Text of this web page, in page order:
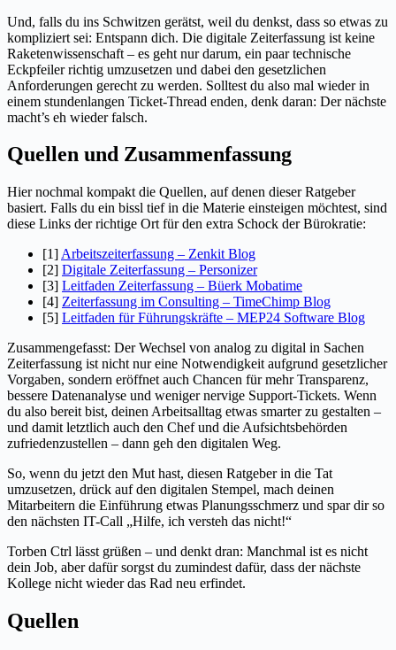
Und, falls du ins Schwitzen gerätst, weil du denkst, dass so etwas zu
kompliziert sei: Entspann dich. Die digitale Zeiterfassung ist keine
Raketenwissenschaft – es geht nur darum, ein paar technische
Eckpfeiler richtig umzusetzen und dabei den gesetzlichen
Anforderungen gerecht zu werden. Solltest du also mal wieder in
einem stundenlangen Ticket-Thread enden, denk daran: Der nächste
macht’s eh wieder falsch.
Quellen und Zusammenfassung
Hier nochmal kompakt die Quellen, auf denen dieser Ratgeber
basiert. Falls du ein bissl tief in die Materie einsteigen möchtest, sind
diese Links der richtige Ort für den extra Schock der Bürokratie:
[1] Arbeitszeiterfassung – Zenkit Blog
[2] Digitale Zeiterfassung – Personizer
[3] Leitfaden Zeiterfassung – Büerk Mobatime
[4] Zeiterfassung im Consulting – TimeChimp Blog
[5] Leitfaden für Führungskräfte – MEP24 Software Blog
Zusammengefasst: Der Wechsel von analog zu digital in Sachen
Zeiterfassung ist nicht nur eine Notwendigkeit aufgrund gesetzlicher
Vorgaben, sondern eröffnet auch Chancen für mehr Transparenz,
bessere Datenanalyse und weniger nervige Support-Tickets. Wenn
du also bereit bist, deinen Arbeitsalltag etwas smarter zu gestalten –
und damit letztlich auch den Chef und die Aufsichtsbehörden
zufriedenzustellen – dann geh den digitalen Weg.
So, wenn du jetzt den Mut hast, diesen Ratgeber in die Tat
umzusetzen, drück auf den digitalen Stempel, mach deinen
Mitarbeitern die Einführung etwas Planungsschmerz und spar dir so
den nächsten IT-Call „Hilfe, ich versteh das nicht!“
Torben Ctrl lässt grüßen – und denkt dran: Manchmal ist es nicht
dein Job, aber dafür sorgst du zumindest dafür, dass der nächste
Kollege nicht wieder das Rad neu erfindet.
Quellen